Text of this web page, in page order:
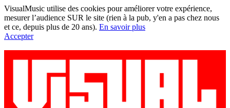
VisualMusic utilise des cookies pour améliorer votre expérience,
mesurer l’audience SUR le site (rien à la pub, y'en a pas chez nous
et ce, depuis plus de 20 ans). En savoir plus
Accepter